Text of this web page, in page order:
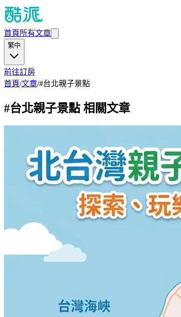
首頁所有文章
繁中
前往訂房
首頁/文章/#台北親子景點
#台北親子景點 相關文章